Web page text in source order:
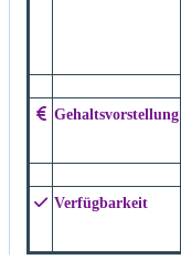
Gehaltsvorstellung
Verfügbarkeit